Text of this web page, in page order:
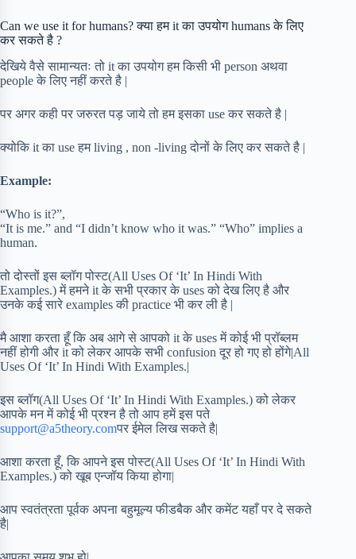
Can we use it for humans? क्या हम it का उपयोग humans के लिए
कर सकते है ?
देखिये वैसे सामान्यतः तो it का उपयोग हम किसी भी person अथवा
people के लिए नहीं करते है |
पर अगर कही पर जरुरत पड़ जाये तो हम इसका use कर सकते है |
क्योकि it का use हम living , non -living दोनों के लिए कर सकते है |
Example:
“Who is it?”,
“It is me.” and “I didn’t know who it was.” “Who” implies a
human.
तो दोस्तों इस ब्लॉग पोस्ट(All Uses Of ‘It’ In Hindi With
Examples.) में हमने it के सभी प्रकार के uses को देख लिए है और
उनके कई सारे examples की practice भी कर ली है |
मै आशा करता हूँ कि अब आगे से आपको it के uses में कोई भी प्रॉब्लम
नहीं होगी और it को लेकर आपके सभी confusion दूर हो गए हो होंगे|All
Uses Of ‘It’ In Hindi With Examples.|
इस ब्लॉग(All Uses Of ‘It’ In Hindi With Examples.) को लेकर
आपके मन में कोई भी प्रश्न है तो आप हमें इस पते
support@a5theory.comपर ईमेल लिख सकते है|
आशा करता हूँ, कि आपने इस पोस्ट(All Uses Of ‘It’ In Hindi With
Examples.) को खूब एन्जॉय किया होगा|
आप स्वतंत्रता पूर्वक अपना बहुमूल्य फीडबैक और कमेंट यहाँ पर दे सकते
है|